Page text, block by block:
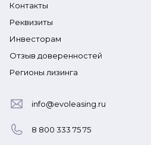
Контакты
Реквизиты
Инвесторам
Отзыв доверенностей
Регионы лизинга
info@evoleasing.ru
8 800 333 75 75